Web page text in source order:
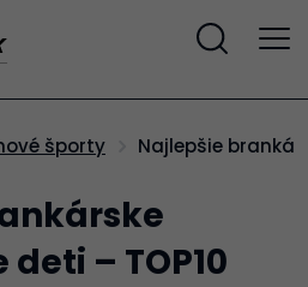
športy Najlepšie
– TOP10